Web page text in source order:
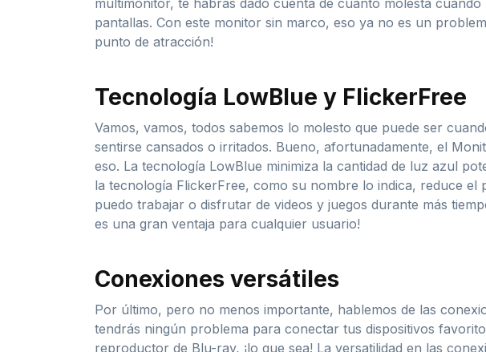
pantallas. Con este monitor sin marco, eso ya no es un
punto de atracción!
Tecnología LowBlue y FlickerFree
Vamos, vamos, todos sabemos lo molesto que puede ser
sentirse cansados o irritados. Bueno, afortunadamente, el
eso. La tecnología LowBlue minimiza la cantidad de luz azul
la tecnología FlickerFree, como su nombre lo indica, reduce
puedo trabajar o disfrutar de videos y juegos durante más
es una gran ventaja para cualquier usuario!
Conexiones versátiles
Por último, pero no menos importante, hablemos de las
tendrás ningún problema para conectar tus dispositivos
reproductor de Blu-ray, ¡lo que sea! La versatilidad en las